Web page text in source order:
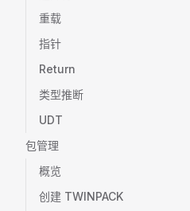
重载
指针
Return
类型推断
UDT
包管理
概览
创建 TWINPACK